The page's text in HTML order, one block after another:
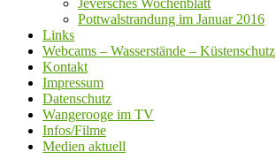
Jeversches Wochenblatt
Pottwalstrandung im Januar 2016
Links
Webcams – Wasserstände – Küstenschutz
Kontakt
Impressum
Datenschutz
Wangerooge im TV
Infos/Filme
Medien aktuell